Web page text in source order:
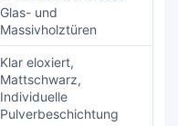
Glas- und
Massivholztüren
Klar eloxiert,
Mattschwarz,
Individuelle
Pulverbeschichtung